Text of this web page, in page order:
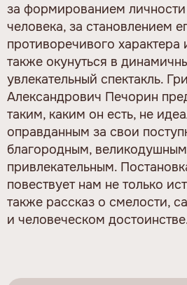
за формированием
человека, за становлением
противоречивого
также окунуться в
увлекательный спектакль.
Александрович Печорин
таким, каким он есть, не
оправданным за свои
благородным,
привлекательным.
повествует нам не только
также рассказ о смелости,
и человеческом